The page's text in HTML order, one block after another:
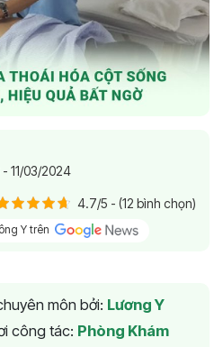
- 11/03/2024
4.7/5 - (12 bình chọn)
Y trên
môn bởi: Lương Y
công tác: Phòng Khám